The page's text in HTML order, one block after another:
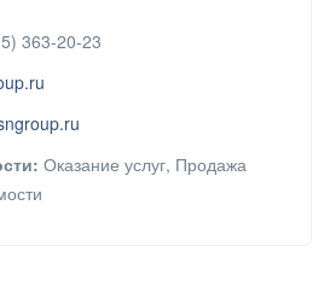
363-20-23
Оказание услуг, Продажа